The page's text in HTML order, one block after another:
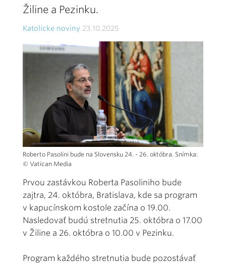
Žiline a Pezinku.
Katolícke noviny 23.10.2025
Roberto Pasolini bude na Slovensku 24. - 26. októbra. Snímka:
© Vatican Media
Prvou zastávkou Roberta Pasoliniho bude
zajtra, 24. októbra, Bratislava, kde sa program
v kapucínskom kostole začína o 19.00.
Nasledovať budú stretnutia 25. októbra o 17.00
v Žiline a 26. októbra o 10.00 v Pezinku.
Program každého stretnutia bude pozostávať